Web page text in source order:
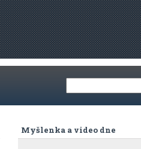
Myšlenka a video dne